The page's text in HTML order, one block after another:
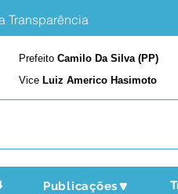
Transparência
Prefeito Camilo Da Silva (PP)
Vice Luiz Americo Hasimoto
Publicações🔽